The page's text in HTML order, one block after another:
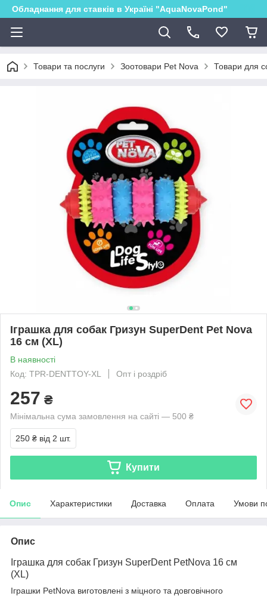
Обладнання для ставків в Україні "AquaNovaPond"
Товари та послуги Зоотовари Pet Nova Товари для
Іграшка для собак Гризун SuperDent Pet Nova
16 см (XL)
В наявності
Код: TPR-DENTTOY-XL
Опт і роздріб
257 ₴
Мінімальна сума замовлення на сайті — 500 ₴
250 ₴ від 2 шт.
Купити
Опис Характеристики Доставка Оплата Умови
Опис
Іграшка для собак Гризун SuperDent PetNova 16 см
(XL)
Іграшки PetNova виготовлені з міцного та довговічного